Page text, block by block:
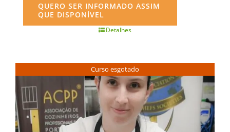
QUERO SER INFORMADO ASSIM
QUE DISPONÍVEL
Detalhes
Curso esgotado